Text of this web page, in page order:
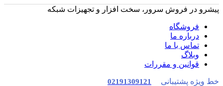
پیشرو در فروش سرور، سخت افزار و تجهیزات شبکه
فروشگاه
درباره ما
تماس با ما
وبلاگ
قوانین و مقررات
خط ویژه پشتیبانی 02191309121